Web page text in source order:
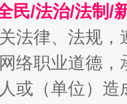
今
民/法治/法制/
法律、法规
络职业道德
或（单位）